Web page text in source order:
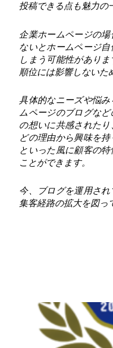
投稿できる点も魅力の
企業ホームページの
ないとホームページ
しまう可能性があり
順位には影響しないた
具体的なニーズや悩
ムページのブログな
の想いに共感された
どの理由から興味を持
といった風に顧客の
ことができます。
今、ブログを運用さ
集客経路の拡大を図っ